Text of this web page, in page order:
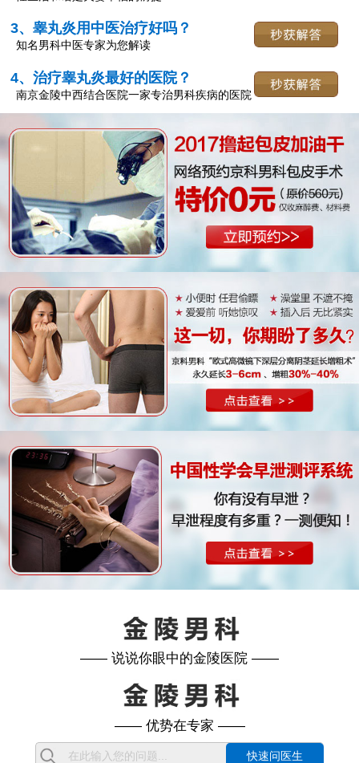
3、睾丸炎用中医治疗好吗？
知名男科中医专家为您解读
4、治疗睾丸炎最好的医院？
南京金陵中西结合医院一家专治男科疾病的医院
—— 说说你眼中的金陵医院 ——
—— 优势在专家 ——
快速问医生